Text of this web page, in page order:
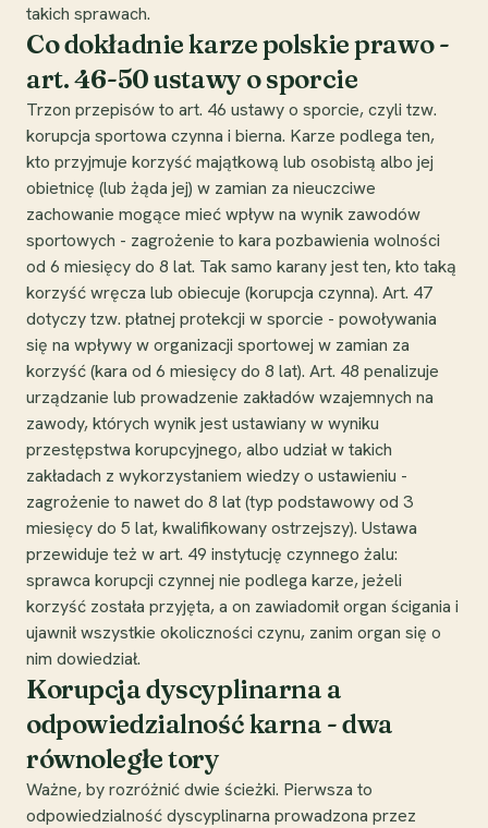
takich sprawach.
Co dokładnie karze polskie prawo -
art. 46-50 ustawy o sporcie
Trzon przepisów to art. 46 ustawy o sporcie, czyli tzw.
korupcja sportowa czynna i bierna. Karze podlega ten,
kto przyjmuje korzyść majątkową lub osobistą albo jej
obietnicę (lub żąda jej) w zamian za nieuczciwe
zachowanie mogące mieć wpływ na wynik zawodów
sportowych - zagrożenie to kara pozbawienia wolności
od 6 miesięcy do 8 lat. Tak samo karany jest ten, kto taką
korzyść wręcza lub obiecuje (korupcja czynna). Art. 47
dotyczy tzw. płatnej protekcji w sporcie - powoływania
się na wpływy w organizacji sportowej w zamian za
korzyść (kara od 6 miesięcy do 8 lat). Art. 48 penalizuje
urządzanie lub prowadzenie zakładów wzajemnych na
zawody, których wynik jest ustawiany w wyniku
przestępstwa korupcyjnego, albo udział w takich
zakładach z wykorzystaniem wiedzy o ustawieniu -
zagrożenie to nawet do 8 lat (typ podstawowy od 3
miesięcy do 5 lat, kwalifikowany ostrzejszy). Ustawa
przewiduje też w art. 49 instytucję czynnego żalu:
sprawca korupcji czynnej nie podlega karze, jeżeli
korzyść została przyjęta, a on zawiadomił organ ścigania i
ujawnił wszystkie okoliczności czynu, zanim organ się o
nim dowiedział.
Korupcja dyscyplinarna a
odpowiedzialność karna - dwa
równoległe tory
Ważne, by rozróżnić dwie ścieżki. Pierwsza to
odpowiedzialność dyscyplinarna prowadzona przez